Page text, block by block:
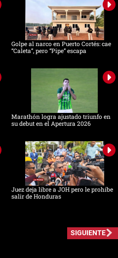
Golpe al narco en Puerto Cortés: cae
“Caleta”, pero “Pipe” escapa
Marathón logra ajustado triunfo en
su debut en el Apertura 2026
Juez deja libre a JOH pero le prohíbe
salir de Honduras
SIGUIENTE